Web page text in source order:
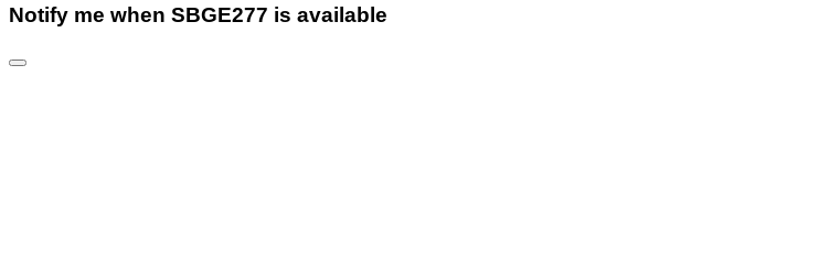
Notify me when SBGE277 is available